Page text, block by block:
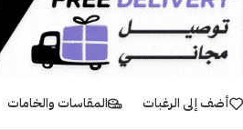
أضف إلى الرغبات المقاسات والخامات